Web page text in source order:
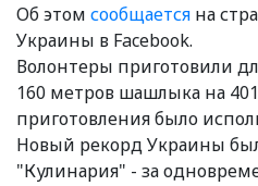
Об этом сообщается на
Украины в Facebook.
Волонтеры приготовили
160 метров шашлыка на
приготовления было
Новый рекорд Украины
"Кулинария" - за